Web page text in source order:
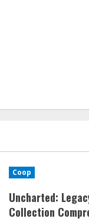
Coop
Uncharted:
Collection